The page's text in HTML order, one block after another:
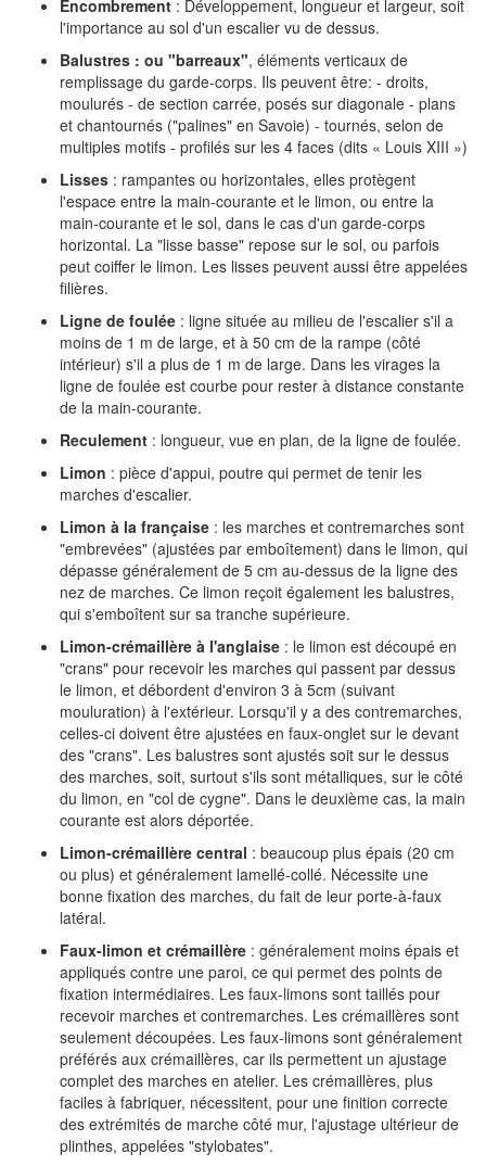
Encombrement : Développement, longueur et largeur, soit
l'importance au sol d'un escalier vu de dessus.
Balustres : ou "barreaux", éléments verticaux de
remplissage du garde-corps. Ils peuvent être: - droits,
moulurés - de section carrée, posés sur diagonale - plans
et chantournés ("palines" en Savoie) - tournés, selon de
multiples motifs - profilés sur les 4 faces (dits « Louis XIII »)
Lisses : rampantes ou horizontales, elles protègent
l'espace entre la main-courante et le limon, ou entre la
main-courante et le sol, dans le cas d'un garde-corps
horizontal. La "lisse basse" repose sur le sol, ou parfois
peut coiffer le limon. Les lisses peuvent aussi être appelées
filières.
Ligne de foulée : ligne située au milieu de l'escalier s'il a
moins de 1 m de large, et à 50 cm de la rampe (côté
intérieur) s'il a plus de 1 m de large. Dans les virages la
ligne de foulée est courbe pour rester à distance constante
de la main-courante.
Reculement : longueur, vue en plan, de la ligne de foulée.
Limon : pièce d'appui, poutre qui permet de tenir les
marches d'escalier.
Limon à la française : les marches et contremarches sont
"embrevées" (ajustées par emboîtement) dans le limon, qui
dépasse généralement de 5 cm au-dessus de la ligne des
nez de marches. Ce limon reçoit également les balustres,
qui s'emboîtent sur sa tranche supérieure.
Limon-crémaillère à l'anglaise : le limon est découpé en
"crans" pour recevoir les marches qui passent par dessus
le limon, et débordent d'environ 3 à 5cm (suivant
mouluration) à l'extérieur. Lorsqu'il y a des contremarches,
celles-ci doivent être ajustées en faux-onglet sur le devant
des "crans". Les balustres sont ajustés soit sur le dessus
des marches, soit, surtout s'ils sont métalliques, sur le côté
du limon, en "col de cygne". Dans le deuxième cas, la main
courante est alors déportée.
Limon-crémaillère central : beaucoup plus épais (20 cm
ou plus) et généralement lamellé-collé. Nécessite une
bonne fixation des marches, du fait de leur porte-à-faux
latéral.
Faux-limon et crémaillère : généralement moins épais et
appliqués contre une paroi, ce qui permet des points de
fixation intermédiaires. Les faux-limons sont taillés pour
recevoir marches et contremarches. Les crémaillères sont
seulement découpées. Les faux-limons sont généralement
préférés aux crémaillères, car ils permettent un ajustage
complet des marches en atelier. Les crémaillères, plus
faciles à fabriquer, nécessitent, pour une finition correcte
des extrémités de marche côté mur, l'ajustage ultérieur de
plinthes, appelées "stylobates".